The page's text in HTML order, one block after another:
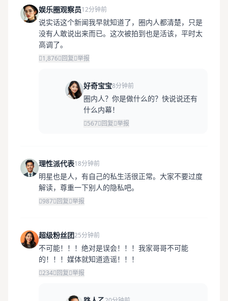
娱乐圈观察员12分钟前
说实话这个新闻我早就知道了，圈内人都清楚，只是
没有人敢说出来而已。这次被拍到也是活该，平时太
高调了。
1,876 回复 举报
好奇宝宝8分钟前
圈内人？你是做什么的？快说说还有
什么内幕！
567 回复 举报
理性派代表18分钟前
明星也是人，有自己的私生活很正常。大家不要过度
解读，尊重一下别人的隐私吧。
987 回复 举报
超级粉丝团25分钟前
不可能！！！绝对是误会！！！我家哥哥不可能
的！！！媒体就知道造谣！！！
234 回复 举报